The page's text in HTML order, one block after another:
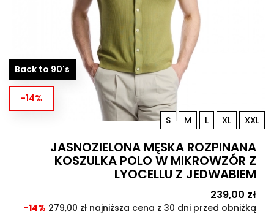
Back to 90's
-14%
S M L XL XXL
JASNOZIELONA MĘSKA ROZPINANA
KOSZULKA POLO W MIKROWZÓR Z
LYOCELLU Z JEDWABIEM
Cena
239,00 zł
-14% 279,00 zł najniższa cena z 30 dni przed obniżką